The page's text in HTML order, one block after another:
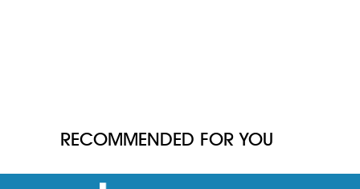
RECOMMENDED FOR YOU